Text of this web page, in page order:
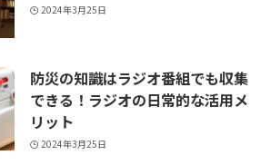
2024年3月25日
防災の知識はラジオ番組でも収集
できる！ラジオの日常的な活用メ
リット
2024年3月25日